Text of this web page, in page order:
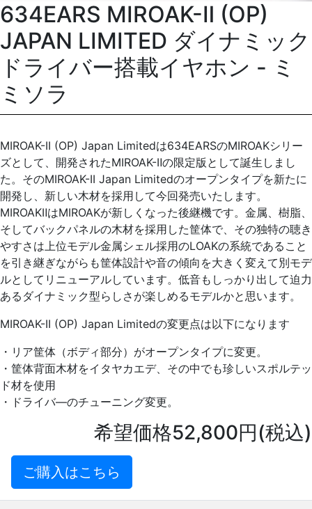
634EARS MIROAK-Ⅱ (OP)
JAPAN LIMITED ダイナミック
ドライバー搭載イヤホン - ミ
ミソラ
MIROAK-II (OP) Japan Limitedは634EARSのMIROAKシリー
ズとして、開発されたMIROAK-Ⅱの限定版として誕生しまし
た。そのMIROAK-II Japan Limitedのオープンタイプを新たに
開発し、新しい木材を採用して今回発売いたします。
MIROAKⅡはMIROAKが新しくなった後継機です。金属、樹脂、
そしてバックパネルの木材を採用した筐体で、その独特の聴き
やすさは上位モデル金属シェル採用のLOAKの系統であること
を引き継ぎながらも筐体設計や音の傾向を大きく変えて別モデ
ルとしてリニューアルしています。低音もしっかり出して迫力
あるダイナミック型らしさが楽しめるモデルかと思います。
MIROAK-II (OP) Japan Limitedの変更点は以下になります
・リア筐体（ボディ部分）がオープンタイプに変更。
・筐体背面木材をイタヤカエデ、その中でも珍しいスポルテッ
ド材を使用
・ドライバ―のチューニング変更。
希望価格52,800円(税込)
ご購入はこちら